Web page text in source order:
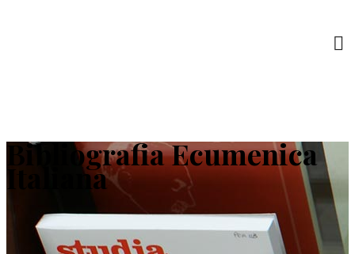
Bibliografia Ecumenica
Italiana